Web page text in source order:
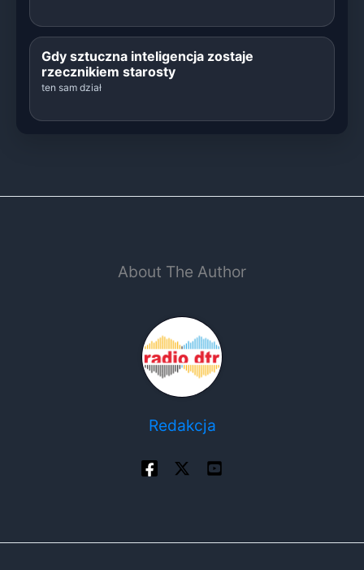
Gdy sztuczna inteligencja zostaje
rzecznikiem starosty
ten sam dział
About The Author
Redakcja